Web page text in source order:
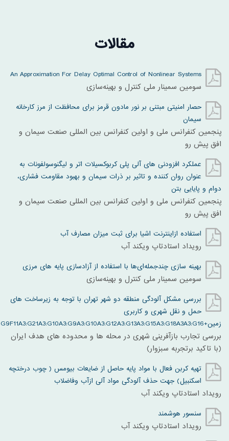
مقالات
An Approximation For Delay Optimal Control of Nonlinear Systems
سومین سمینار ملی کنترل و بهینه‌سازی
حصار امنیتی مبتنی بر نور مادون قرمز برای محافظت از مرز کارخانه
سیمان
پنجمین کنفرانس ملی و اولین کنفرانس بین المللی صنعت سیمان و
افق پیش رو
عملکرد افزودنی های آلی پلی کربوکسیلات اتر و لیگنوسولفونات به
عنوان روان کننده و تاثیر بر ذرات سیمان و بهبود مقاومت فشاری،
دوام و پایایی بتن
پنجمین کنفرانس ملی و اولین کنفرانس بین المللی صنعت سیمان و
افق پیش رو
استفاده ازاینترنت اشیا برای ثبت میزان مصارف آب
رویداد استادتاپ ویکند آب
بهینه سازی چندجمله‌ای‌ها با استفاده از آزادسازی پایه های مرزی
سومین سمینار ملی کنترل و بهینه‌سازی
بررسی مشکل آلودگی منطقه دو شهر تهران با توجه به زیرساخت های
حمل و نقل شهری و کاربری
زمین+A3:G9F11A3:G21A3:G10A3:G9A3:G10A3:G12A3:G13A3:G15A3:G18A3A3:G16
بررسی تجارب بازآفرینی شهری در محله ها و محدوده های هدف ایران
(با تاکید برتجربه سبزوار)
تهیه کربن فعال با مواد پایه حاصل از ضایعات بیومس ( چوب درختچه
اسکنبیل) جهت حذف آلودگی مواد آلی ازآب وفاضلاب
رویداد استادتاپ ویکند آب
سنسور هوشمند
رویداد استادتاپ ویکند آب